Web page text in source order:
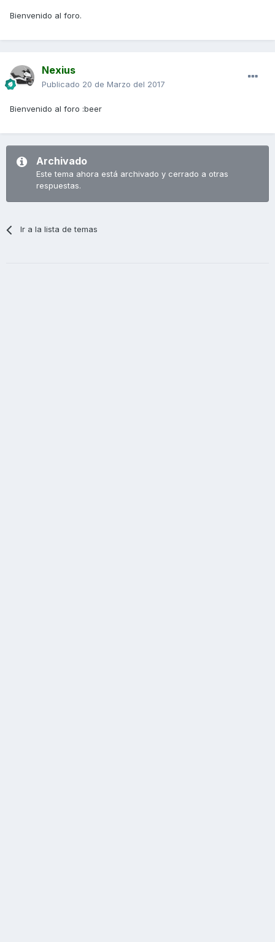
Bienvenido al foro.
Nexius
Publicado 20 de Marzo del 2017
Bienvenido al foro :beer
Archivado
Este tema ahora está archivado y cerrado a otras
respuestas.
Ir a la lista de temas